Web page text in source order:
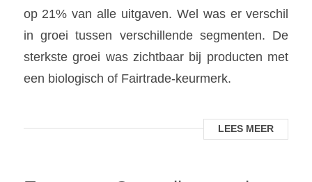
op 21% van alle uitgaven. Wel was er verschil
in groei tussen verschillende segmenten. De
sterkste groei was zichtbaar bij producten met
een biologisch of Fairtrade-keurmerk.
LEES MEER